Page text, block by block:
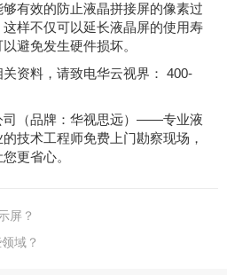
有效的防止液晶拼接屏的像素过
样不仅可以延长液晶屏的使用寿
避免发生硬件损坏。
资料，请致电华云视界： 400-
司（品牌：华视思远）——专业液
技术工程师免费上门勘察现场，
更省心。
屏？
域？